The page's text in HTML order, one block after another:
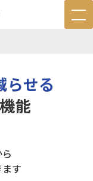
らせる
能
す